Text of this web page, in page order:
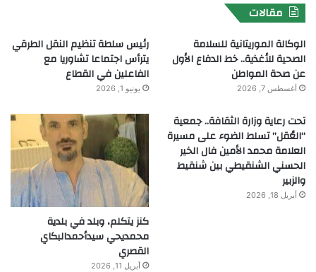
مقالات
الوكالة الموريتانية للسلامة
الصحية للأغذية.. خط الدفاع الأول
عن صحة المواطن
أغسطس 7, 2026
رئيس سلطة تنظيم النقل الطرقي
يترأس اجتماعا تشاوريا مع
الفاعلين في القطاع
يونيو 1, 2026
تحت رعاية وزارة الثقافة.. جمعية
“العُقل” تسلط الضوء على مسيرة
العلامة محمد الأمين فال الخير
الحسني الشنقيطي بين شنقيط
والزبير
أبريل 18, 2026
كنز يتكلم، وبلد في بلدية
محمديحي سيدأحمدالبكاي
القصري
أبريل 11, 2026